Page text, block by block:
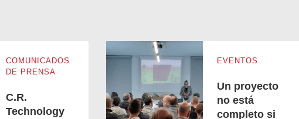
COMUNICADOS
DE PRENSA
C.R.
Technology
EVENTOS
Un proyecto
no está
completo si